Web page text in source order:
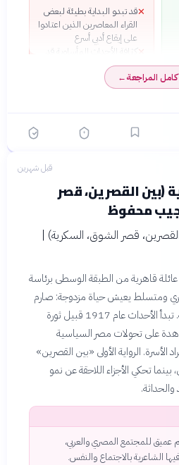
✕قد تبدو البداية بطيئة لبعض
القراء المعاصرين الذين اعتادوا
على إيقاع أدبي أسرع
✕كثافة الأحداث المأساوية قد
تؤثر سلبًا على بعض القراء
الحساسين للمحتوى
المظلم
المراجعة←
قبل شهرين
(بين القصرين، قصر
محفوظ
عائلة قاهرية من الطبقة الوسطى برئاسة
ثري ومتسلط يعيش حياة مزدوجة: صارم
مع أسرته، منحل مع أصدقائه. تبدأ الأحداث عام 1917 قبيل ثورة
شاهدة على تحولات مصر السياسية
الأسرة. الرواية الأولى «بين القصرين»
بينما تحكي الأجزاء اللاحقة عن نمو
عميق للمجتمع المصري والعربي،
الشاعرية بالاجتماع والنفس.